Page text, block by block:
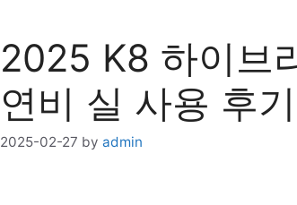
2025 K8 하이브
연비 실 사용 후기
2025-02-27 by admin